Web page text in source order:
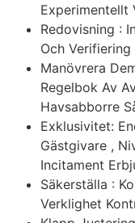
Experimentellt
Redovisning :
Och Verifiering
Manövrera
Regelbok Av
Havsabborre
Exklusivitet:
Gästgivare ,
Incitament
Säkerställa :
Verklighet